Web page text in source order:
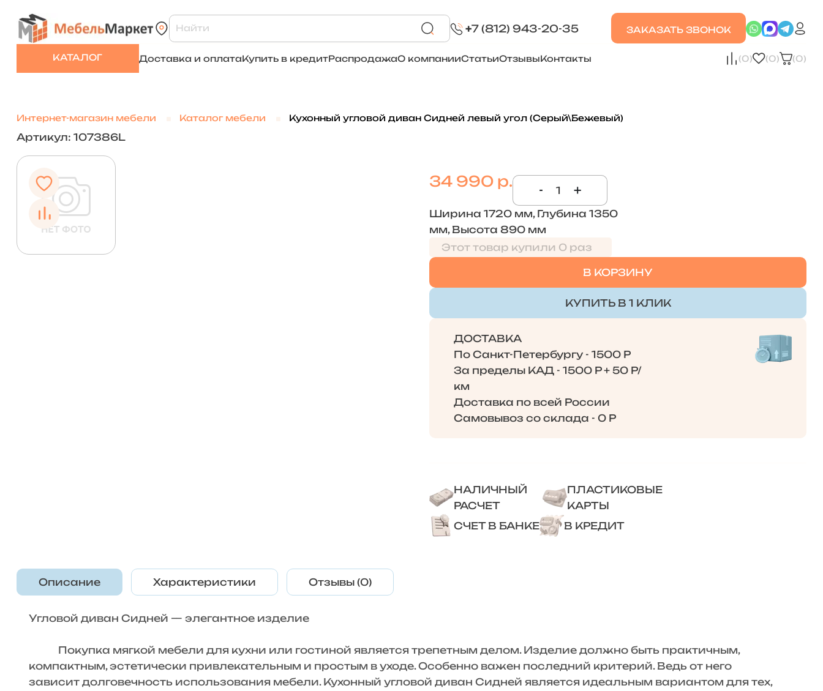
+7 (812) 943-20-35 ЗАКАЗАТЬ ЗВОНОК
КАТАЛОГ Доставка и оплатаКупить в кредитРаспродажаО компанииСтатьиОтзывыКонтакты (0) (0) (0)
Интернет-магазин мебели Каталог мебели Кухонный угловой диван Сидней левый угол (Серый\Бежевый)
Артикул: 107386L
34 990 р. - +
Ширина 1720 мм, Глубина 1350
мм, Высота 890 мм
Этот товар купили 0 раз
В КОРЗИНУ
КУПИТЬ В 1 КЛИК
ДОСТАВКА
По Санкт-Петербургу - 1500 Р
За пределы КАД - 1500 Р + 50 Р/
км
Доставка по всей России
Самовывоз со склада - 0 Р
НАЛИЧНЫЙ
РАСЧЕТ
ПЛАСТИКОВЫЕ
КАРТЫ
СЧЕТ В БАНКЕ
В КРЕДИТ
Описание Характеристики Отзывы (0)
Угловой диван Сидней — элегантное изделие
Покупка мягкой мебели для кухни или гостиной является трепетным делом. Изделие должно быть практичным,
компактным, эстетически привлекательным и простым в уходе. Особенно важен последний критерий. Ведь от него
зависит долговечность использования мебели. Кухонный угловой диван Сидней является идеальным вариантом для тех,